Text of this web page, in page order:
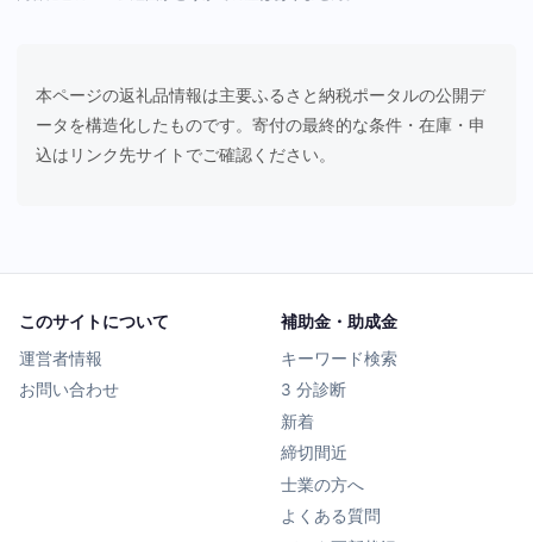
本ページの返礼品情報は主要ふるさと納税ポータルの公開デ
ータを構造化したものです。寄付の最終的な条件・在庫・申
込はリンク先サイトでご確認ください。
このサイトについて
運営者情報
お問い合わせ
補助金・助成金
キーワード検索
3 分診断
新着
締切間近
士業の方へ
よくある質問